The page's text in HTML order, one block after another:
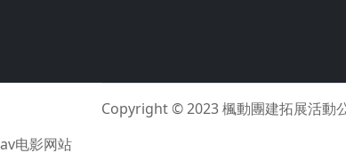
Copyright © 2023楓動團建拓展活動
av电影网站